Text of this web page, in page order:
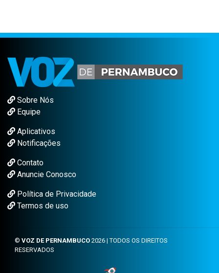
Sobre Nós
Equipe
Aplicativos
Notificações
Contato
Anuncie Conosco
Política de Privacidade
Termos de uso
© VOZ DE PERNAMBUCO 2026 | TODOS OS DIREITOS
RESERVADOS